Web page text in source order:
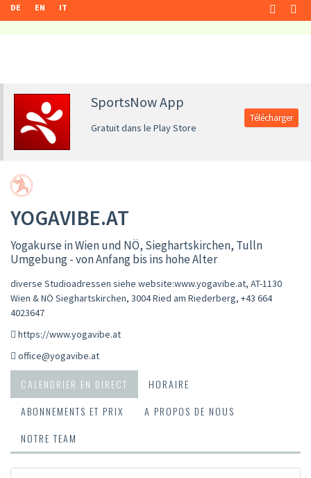
DE EN IT
SportsNow App
Gratuit dans le Play Store
Télécharger
YOGAVIBE.AT
Yogakurse in Wien und NÖ, Sieghartskirchen, Tulln
Umgebung - von Anfang bis ins hohe Alter
diverse Studioadressen siehe website:www.yogavibe.at, AT-1130
Wien & NÖ Sieghartskirchen, 3004 Ried am Riederberg, +43 664
4023647
https://www.yogavibe.at
office@yogavibe.at
CALENDRIER EN DIRECT
HORAIRE
ABONNEMENTS ET PRIX
A PROPOS DE NOUS
NOTRE TEAM